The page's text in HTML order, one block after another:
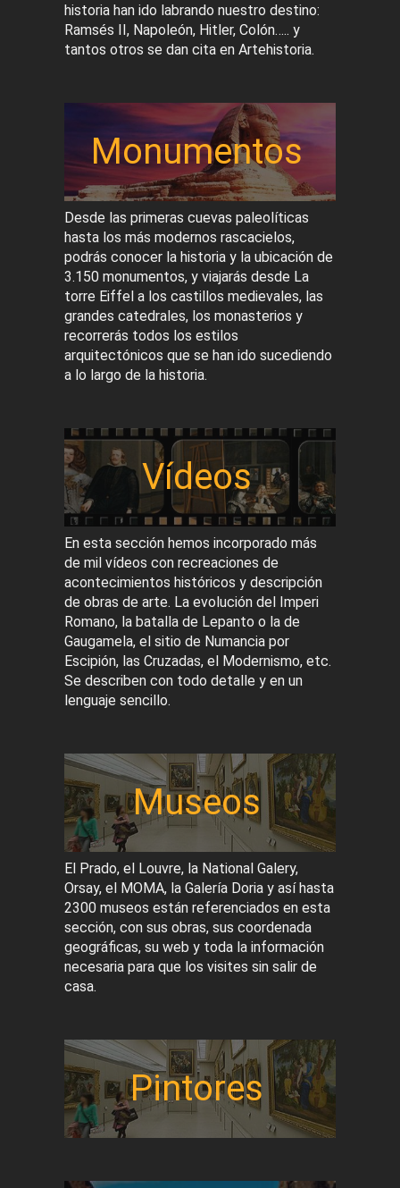
historia han ido labrando nuestro destino:
Ramsés II, Napoleón, Hitler, Colón….. y
tantos otros se dan cita en Artehistoria.
Monumentos
Desde las primeras cuevas paleolíticas
hasta los más modernos rascacielos,
podrás conocer la historia y la ubicación de
3.150 monumentos, y viajarás desde La
torre Eiffel a los castillos medievales, las
grandes catedrales, los monasterios y
recorrerás todos los estilos
arquitectónicos que se han ido sucediendo
a lo largo de la historia.
Vídeos
En esta sección hemos incorporado más
de mil vídeos con recreaciones de
acontecimientos históricos y descripción
de obras de arte. La evolución del Imperi
Romano, la batalla de Lepanto o la de
Gaugamela, el sitio de Numancia por
Escipión, las Cruzadas, el Modernismo, etc.
Se describen con todo detalle y en un
lenguaje sencillo.
Museos
El Prado, el Louvre, la National Galery,
Orsay, el MOMA, la Galería Doria y así hasta
2300 museos están referenciados en esta
sección, con sus obras, sus coordenada
geográficas, su web y toda la información
necesaria para que los visites sin salir de
casa.
Pintores